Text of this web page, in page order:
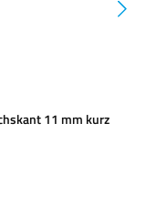
11 mm kurz